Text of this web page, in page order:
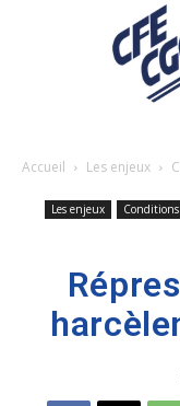
Accueil Les enjeux
Les enjeux